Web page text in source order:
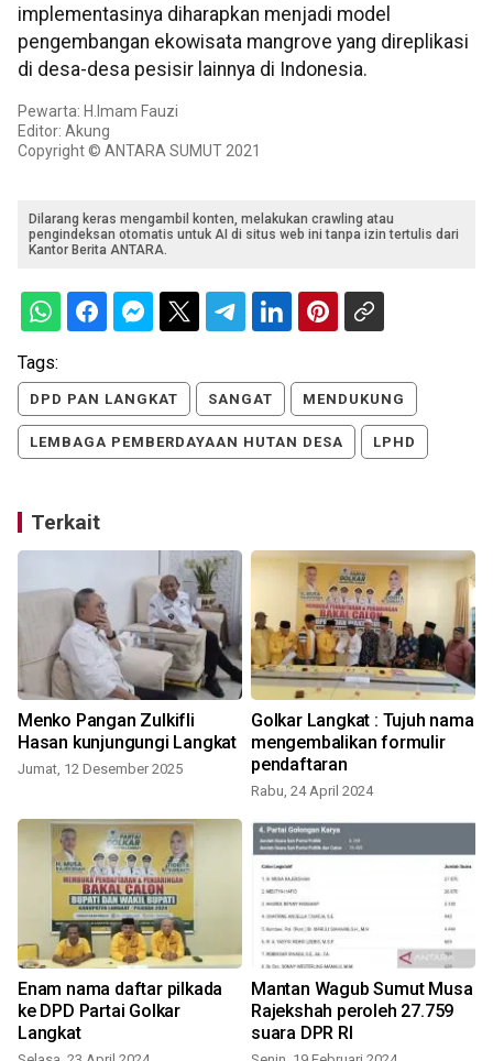
implementasinya diharapkan menjadi model
pengembangan ekowisata mangrove yang direplikasi
di desa-desa pesisir lainnya di Indonesia.
Pewarta: H.Imam Fauzi
Editor: Akung
Copyright © ANTARA SUMUT 2021
Dilarang keras mengambil konten, melakukan crawling atau
pengindeksan otomatis untuk AI di situs web ini tanpa izin tertulis dari
Kantor Berita ANTARA.
Tags:
DPD PAN LANGKAT SANGAT MENDUKUNG
LEMBAGA PEMBERDAYAAN HUTAN DESA LPHD
Terkait
Menko Pangan Zulkifli
Hasan kunjungungi Langkat
Jumat, 12 Desember 2025
Golkar Langkat : Tujuh nama
mengembalikan formulir
pendaftaran
Rabu, 24 April 2024
Enam nama daftar pilkada
ke DPD Partai Golkar
Langkat
Mantan Wagub Sumut Musa
Rajekshah peroleh 27.759
suara DPR RI